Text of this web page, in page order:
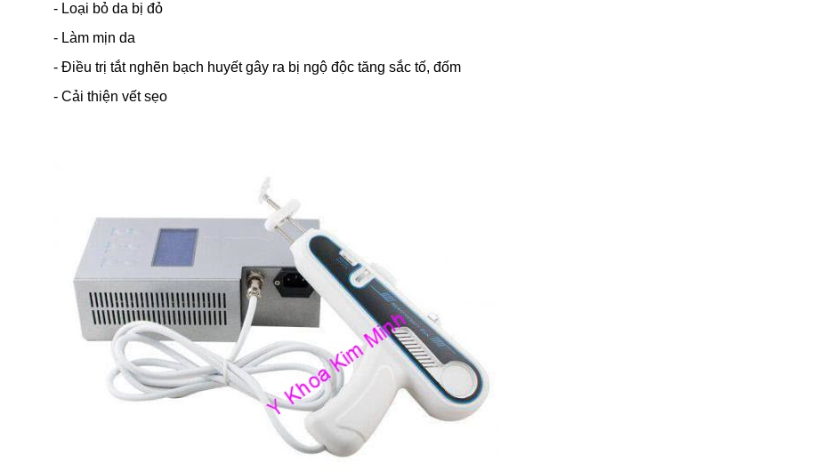
- Loại bỏ da bị đỏ
- Làm mịn da
- Điều trị tắt nghẽn bạch huyết gây ra bị ngộ độc tăng sắc tố, đốm
- Cải thiện vết sẹo